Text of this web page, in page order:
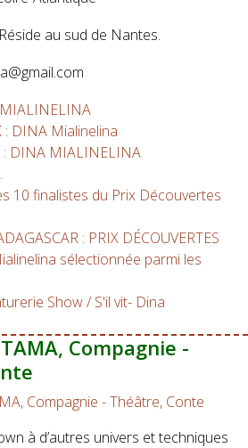
Réside au sud de Nantes.
: DINA Mialinelina
: DINA MIALINELINA
10 finalistes du Prix Découvertes
: PRIX DÉCOUVERTES
sélectionnée parmi les
Show / S'il vit- Dina
Compagnie -
à d’autres univers et techniques